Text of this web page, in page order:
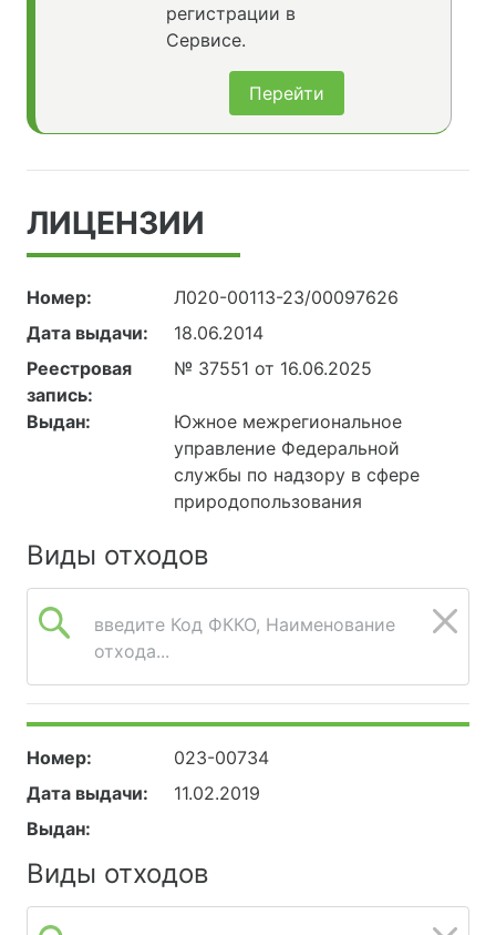
регистрации в
Сервисе.
Перейти
ЛИЦЕНЗИИ
Номер:
Л020-00113-23/00097626
Дата выдачи:
18.06.2014
Реестровая
запись:
№ 37551 от 16.06.2025
Выдан:
Южное межрегиональное
управление Федеральной
службы по надзору в сфере
природопользования
Виды отходов
введите Код ФККО, Наименование
отхода...
Номер:
023-00734
Дата выдачи:
11.02.2019
Выдан:
Виды отходов